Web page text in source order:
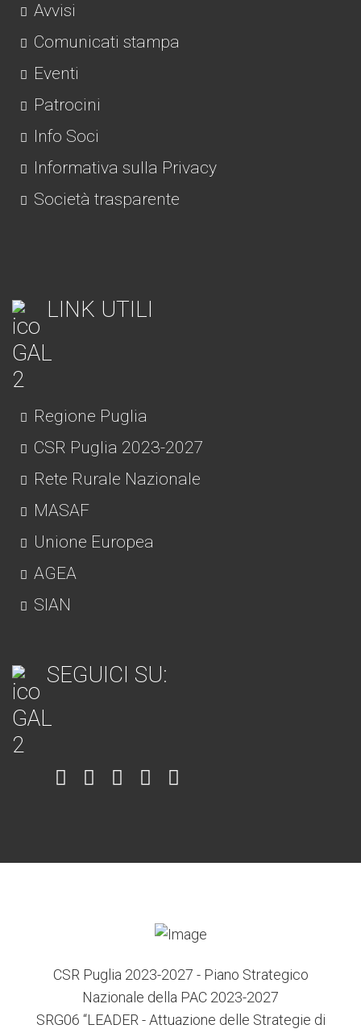
Avvisi
Comunicati stampa
Eventi
Patrocini
Info Soci
Informativa sulla Privacy
Società trasparente
LINK UTILI
Regione Puglia
CSR Puglia 2023-2027
Rete Rurale Nazionale
MASAF
Unione Europea
AGEA
SIAN
SEGUICI SU:
Item Item Item Item
CSR Puglia 2023-2027 - Piano Strategico
Nazionale della PAC 2023-2027
SRG06 “LEADER - Attuazione delle Strategie di